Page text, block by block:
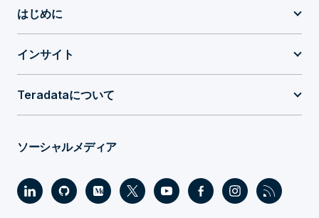
はじめに
インサイト
Teradataについて
ソーシャルメディア